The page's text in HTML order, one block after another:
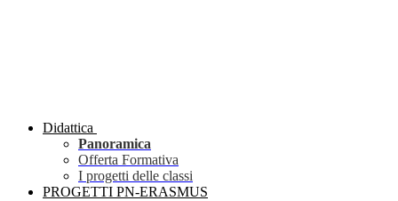
Didattica
Panoramica
Offerta Formativa
I progetti delle classi
PROGETTI PN-ERASMUS